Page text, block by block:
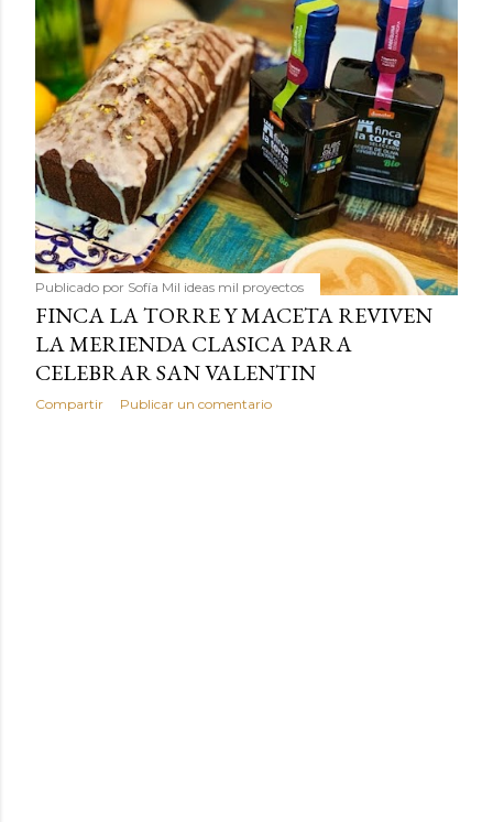
Publicado por Sofía Mil ideas mil proyectos
FINCA LA TORRE Y MACETA REVIVEN
LA MERIENDA CLASICA PARA
CELEBRAR SAN VALENTIN
Compartir Publicar un comentario